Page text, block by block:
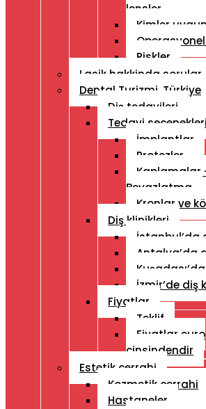
lensler
Kimler
Riskler
Lasik hakkinda sorular
Dental Turizmi, Türkiye
Diş tedavileri
Tedavi seçenekleri
İmplantlar
Protezler
Kaplamalar
Beyazlatma
Kronlar ve
Diş klinikleri
İstanbul’da
Antalya’da
İzmir’de diş
Fiyatlar
Teklif
Fiyatlar euro
cinsindendir
Estetik cerrahi
Kozmetik cerrahi
Hastaneler